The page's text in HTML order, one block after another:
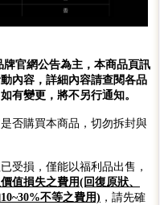
官網公告為主，本商品頁訊
內容，詳細內容請查閱各品
有變更，將不另行通知。
否購買本商品，切勿拆封與
受損，僅能以福利品出售，
值損失之費用(回復原狀、
不等之費用) ，請先確